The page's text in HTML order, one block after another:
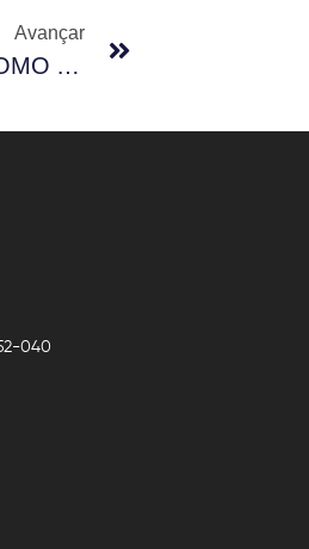
Avançar
A MESA DIGITAL DE ANATOMIA HUMANA COMO ALTERNATIVA TECNOLÓGICA AOS DESAFIOS DOS MÉTODOS TRADICIONAIS
040